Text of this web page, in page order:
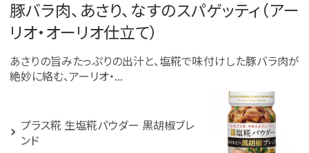
豚バラ肉、あさり、なすのスパゲッティ（アー
リオ・オーリオ仕立て）
あさりの旨みたっぷりの出汁と、塩糀で味付けした豚バラ肉が
絶妙に絡む、アーリオ・...
プラス糀 生塩糀パウダー 黒胡椒ブレ
ンド